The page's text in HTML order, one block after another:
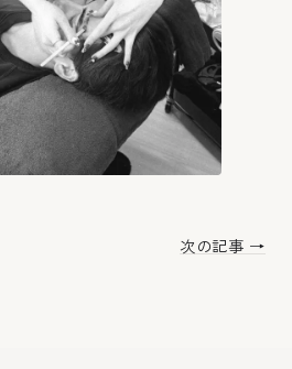
次の記事 →